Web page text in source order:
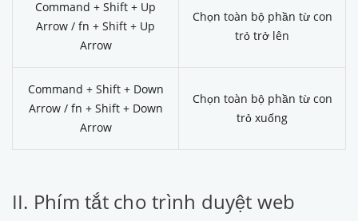
Command + Shift + Up
Arrow / fn + Shift + Up
Arrow
Chọn toàn bộ phần từ con
trỏ trở lên
Command + Shift + Down
Arrow / fn + Shift + Down
Arrow
Chọn toàn bộ phần từ con
trỏ xuống
II. Phím tắt cho trình duyệt web